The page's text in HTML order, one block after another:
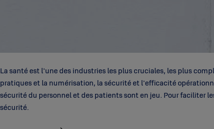
La santé est l'une des industries les plus cruciales, les plus
pratiques et la numérisation, la sécurité et l'efficacité
sécurité du personnel et des patients sont en jeu. Pour faciliter
sécurité.